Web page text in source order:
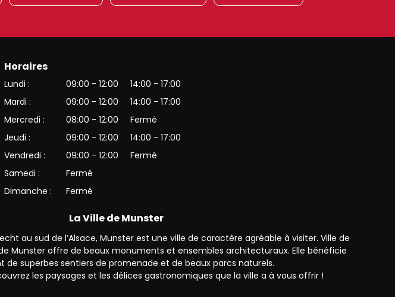
versant alsacien des Hautes-Vosges
Horaires
Lundi : 09:00 - 12:00
14:00 - 17:00
Mardi :
09:00 - 12:00
14:00 - 17:00
Mercredi :
08:00 - 12:00
Fermé
Jeudi :
09:00 - 12:00
14:00 - 17:00
Vendredi :
09:00 - 12:00
Fermé
Samedi :
Fermé
Dimanche :
Fermé
La Ville de Munster
au sud de l’Alsace, Munster est une ville de caractère agréable à visiter. Ville de
Munster offre de beaux monuments et ensembles architecturaux. Elle bénéficie
de superbes sentiers de promenade et de beaux parcs naturels.
les paysages et les délices gastronomiques que la ville a à vous offrir !